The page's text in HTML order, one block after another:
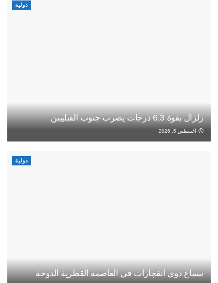
دولية
زلزال بقوة 6,3 درجات يضرب جنوب الفيليبين
أغسطس 5, 2026
دولية
سماع دوي انفجارات في العاصمة القطرية الدوحة